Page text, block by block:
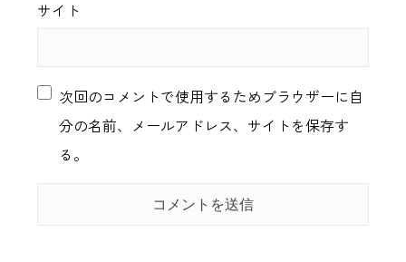
サイト
次回のコメントで使用するためブラウザーに自
分の名前、メールアドレス、サイトを保存す
る。